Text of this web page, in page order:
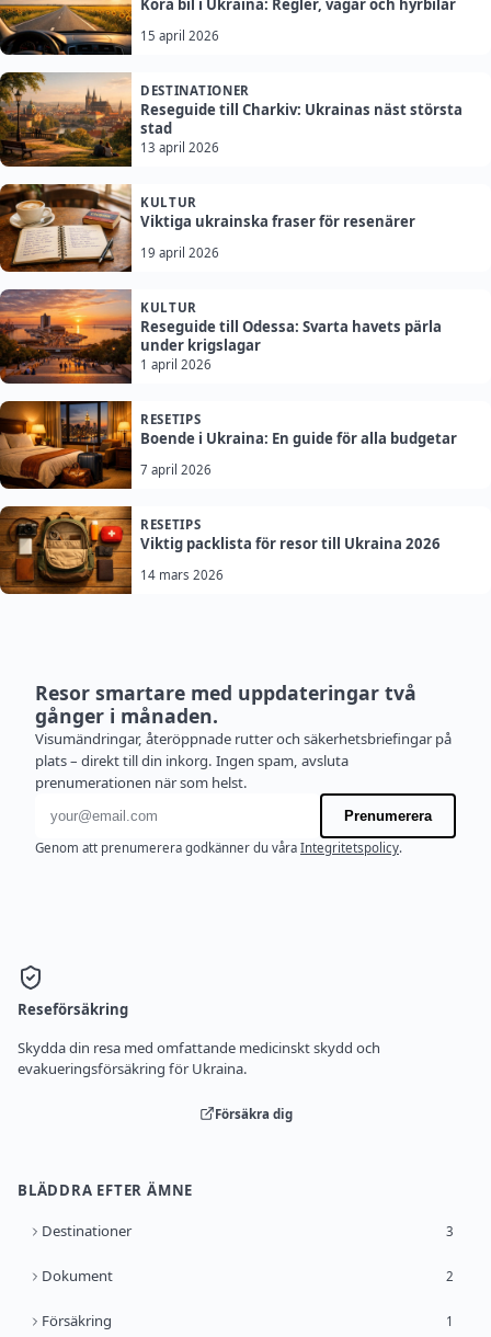
Köra bil i Ukraina: Regler, vägar och hyrbilar
15 april 2026
DESTINATIONER
Reseguide till Charkiv: Ukrainas näst största
stad
13 april 2026
KULTUR
Viktiga ukrainska fraser för resenärer
19 april 2026
KULTUR
Reseguide till Odessa: Svarta havets pärla
under krigslagar
1 april 2026
RESETIPS
Boende i Ukraina: En guide för alla budgetar
7 april 2026
RESETIPS
Viktig packlista för resor till Ukraina 2026
14 mars 2026
Resor smartare med uppdateringar två
gånger i månaden.
Visumändringar, återöppnade rutter och säkerhetsbriefingar på
plats – direkt till din inkorg. Ingen spam, avsluta
prenumerationen när som helst.
E-postadress
Prenumerera
Genom att prenumerera godkänner du våra Integritetspolicy.
Reseförsäkring
Skydda din resa med omfattande medicinskt skydd och
evakueringsförsäkring för Ukraina.
Försäkra dig
BLÄDDRA EFTER ÄMNE
Destinationer 3
Dokument 2
Försäkring 1